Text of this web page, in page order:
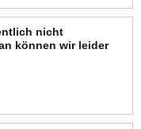
nicht
können wir leider